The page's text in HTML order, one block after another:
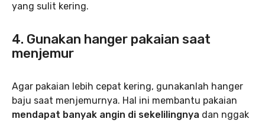
yang sulit kering.
4. Gunakan hanger pakaian saat
menjemur
Agar pakaian lebih cepat kering, gunakanlah hanger
baju saat menjemurnya. Hal ini membantu pakaian
mendapat banyak angin di sekelilingnya dan nggak